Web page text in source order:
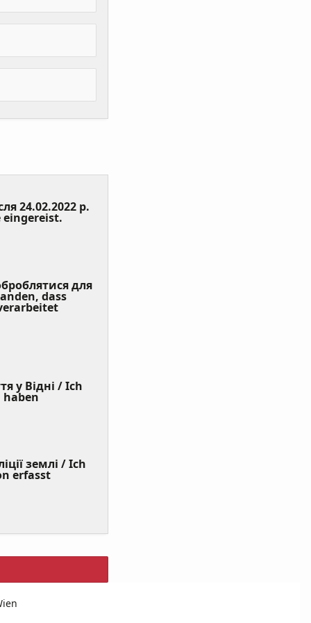
24.02.2022 р.
eingereist. (Value
для
dass
у Відні / Ich
(Value
землі / Ich
erfasst